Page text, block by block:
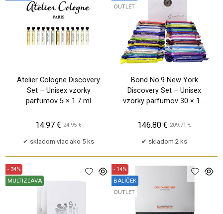
Atelier Cologne Discovery
Set – Unisex vzorky
parfumov 5 × 1.7 ml
skladom viac ako 5 ks
14.97 € 24.95 €
Bond No.9 New York
Discovery Set – Unisex
vzorky parfumov 30 × 1.7
OUTLET
skladom 2 ks
146.80 € 209.71 €
- 34%
MULTIZĽAVA
- 14%
BALÍČEK
OUTLET